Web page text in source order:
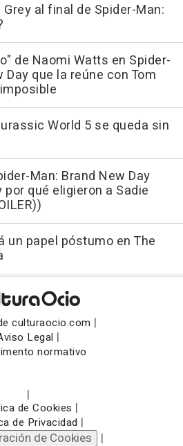
Grey al final de Spider-Man:
de Naomi Watts en Spider-
Day que la reúne con Tom
World 5 se queda sin
Man: Brand New Day
qué eligieron a Sadie
un papel póstumo en The
culturaocio.com |
Legal |
normativo
|
de Cookies |
de Privacidad |
de Cookies |